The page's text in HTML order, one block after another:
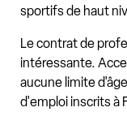
sportifs de haut
Le contrat de
intéressante.
aucune limite
d'emploi inscrits à